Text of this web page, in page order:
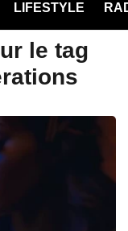
LIFESTYLE
le tag